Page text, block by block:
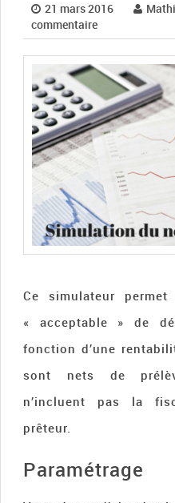
21 mars 2016
commentaire
Ce simulateur
« acceptable » de
fonction d’une
sont nets de
n’incluent pas la
prêteur.
Paramétrage